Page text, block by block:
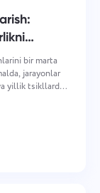
bir marta
jarayonlar
yillik tsikllarda